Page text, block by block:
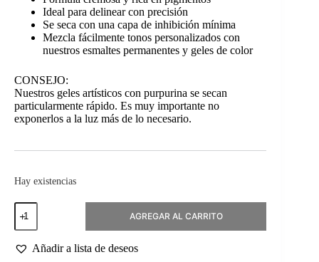
Ideal para delinear con precisión
Se seca con una capa de inhibición mínima
Mezcla fácilmente tonos personalizados con
nuestros esmaltes permanentes y geles de color
CONSEJO:
Nuestros geles artísticos con purpurina se secan
particularmente rápido. Es muy importante no
exponerlos a la luz más de lo necesario.
Hay existencias
Art
Gel
White
5ml
cantidad
AGREGAR AL CARRITO
Añadir a lista de deseos